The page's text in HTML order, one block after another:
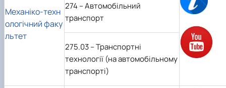
Механіко-техн
ологічний факу
льтет
274 –Автомобільний
транспорт
275.03 – Транспортні
технології (на автомобільному
транспорті)